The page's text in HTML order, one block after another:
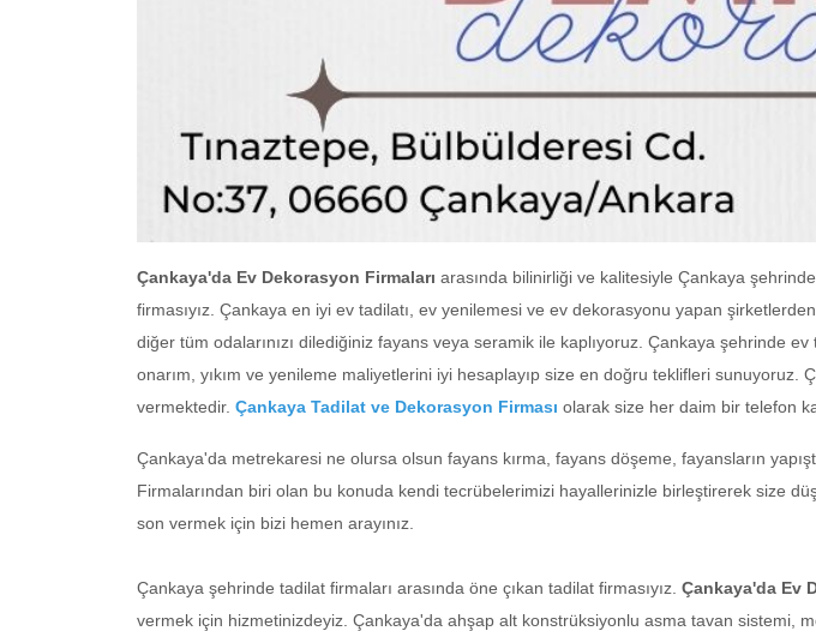
Çankaya'da Ev Dekorasyon Firmaları arasında bilinirliği ve kalitesiyle Çankaya
firmasıyız. Çankaya en iyi ev tadilatı, ev yenilemesi ve ev dekorasyonu yapan
diğer tüm odalarınızı dilediğiniz fayans veya seramik ile kaplıyoruz. Çankaya şehrinde
onarım, yıkım ve yenileme maliyetlerini iyi hesaplayıp size en doğru teklifleri
vermektedir. Çankaya Tadilat ve Dekorasyon Firması olarak size her daim bir telefon
Çankaya'da metrekaresi ne olursa olsun fayans kırma, fayans döşeme, fayansların
Firmalarından biri olan bu konuda kendi tecrübelerimizi hayallerinizle birleştirerek size
son vermek için bizi hemen arayınız.
Çankaya şehrinde tadilat firmaları arasında öne çıkan tadilat firmasıyız. Çankaya'da Ev
vermek için hizmetinizdeyiz. Çankaya'da ahşap alt konstrüksiyonlu asma tavan sistemi,